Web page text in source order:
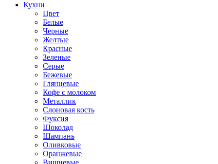
Кухни
Цвет
Белые
Черные
Желтые
Красные
Зеленые
Серые
Бежевые
Глянцевые
Кофе с молоком
Металлик
Слоновая кость
Фуксия
Шоколад
Шампань
Оливковые
Оранжевые
Вишневые